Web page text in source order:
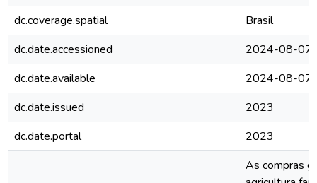
dc.coverage.spatial
Brasil
dc.date.accessioned
2024-08-
dc.date.available
2024-08-
dc.date.issued
2023
dc.date.portal
2023
As compras